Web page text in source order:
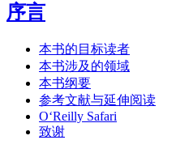
序言
本书的目标读者
本书涉及的领域
本书纲要
参考文献与延伸阅读
O‘Reilly Safari
致谢